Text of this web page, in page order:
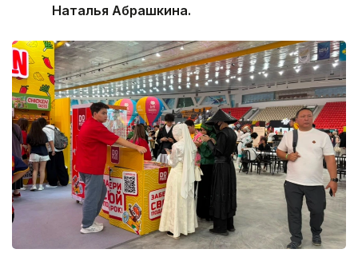
Наталья Абрашкина.